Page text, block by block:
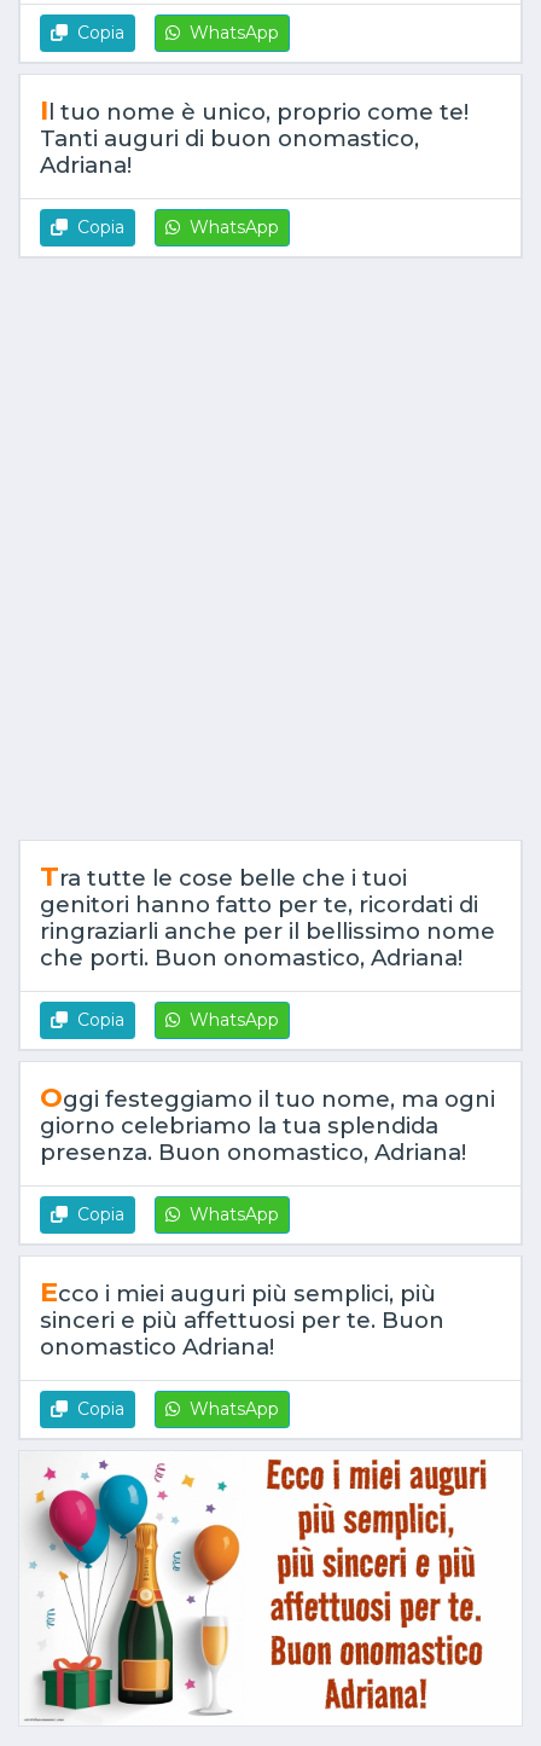
Copia WhatsApp
Il tuo nome è unico, proprio come te!
Tanti auguri di buon onomastico,
Adriana!
Copia WhatsApp
Tra tutte le cose belle che i tuoi
genitori hanno fatto per te, ricordati di
ringraziarli anche per il bellissimo nome
che porti. Buon onomastico, Adriana!
Copia WhatsApp
Oggi festeggiamo il tuo nome, ma ogni
giorno celebriamo la tua splendida
presenza. Buon onomastico, Adriana!
Copia WhatsApp
Ecco i miei auguri più semplici, più
sinceri e più affettuosi per te. Buon
onomastico Adriana!
Copia WhatsApp